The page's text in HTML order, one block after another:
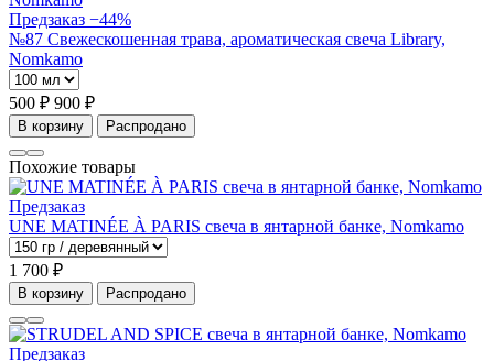
Предзаказ −44%
№87 Свежескошенная трава, ароматическая свеча Library,
Nomkamo
500 ₽ 900 ₽
В корзину Распродано
Похожие товары
Предзаказ
UNE MATINÉE À PARIS свеча в янтарной банке, Nomkamo
1 700 ₽
В корзину Распродано
Предзаказ